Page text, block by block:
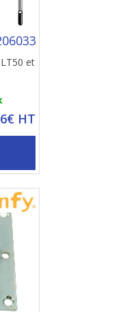
et
HT